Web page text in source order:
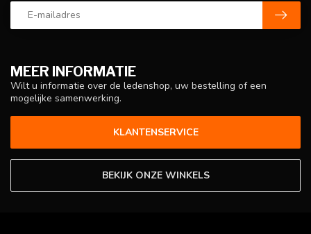
MEER INFORMATIE
Wilt u informatie over de ledenshop, uw bestelling of een
mogelijke samenwerking.
KLANTENSERVICE
BEKIJK ONZE WINKELS